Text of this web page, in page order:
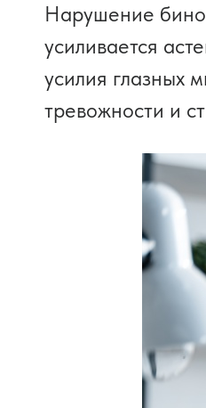
Нарушение
усиливается
усилия глазных
тревожности и